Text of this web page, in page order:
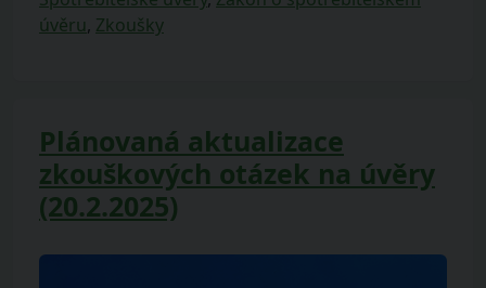
úvěru, Zkoušky
Plánovaná aktualizace
zkouškových otázek na úvěry
(20.2.2025)